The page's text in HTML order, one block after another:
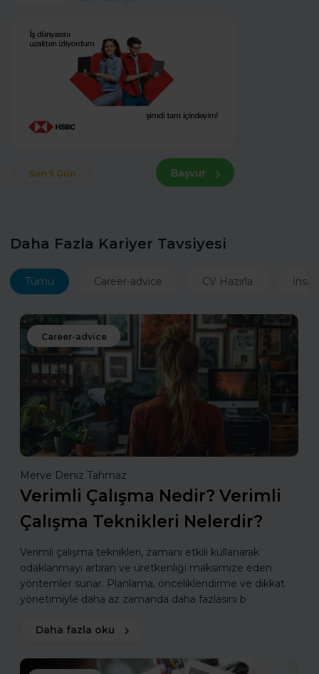
Son 9 Gün Başvur
Daha Fazla Kariyer Tavsiyesi
Tümü Career-advice CV Hazırla
Career-advice
Merve Deniz Tahmaz
Verimli Çalışma Nedir? Verimli
Çalışma Teknikleri Nelerdir?
Verimli çalışma teknikleri, zamanı etkili kullanarak
odaklanmayı artıran ve üretkenliği maksimize eden
yöntemler sunar. Planlama, önceliklendirme ve dikkat
yönetimiyle daha az zamanda daha fazlasını b
Daha fazla oku